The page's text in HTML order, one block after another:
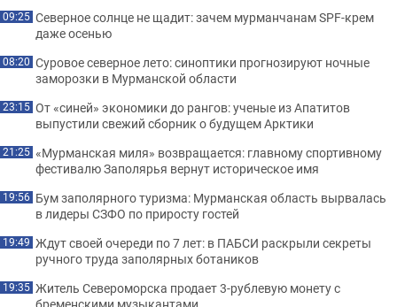
09:25 Северное солнце не щадит: зачем мурманчанам SPF-крем
даже осенью
08:20 Суровое северное лето: синоптики прогнозируют ночные
заморозки в Мурманской области
23:15 От «синей» экономики до рангов: ученые из Апатитов
выпустили свежий сборник о будущем Арктики
21:25 «Мурманская миля» возвращается: главному спортивному
фестивалю Заполярья вернут историческое имя
19:56 Бум заполярного туризма: Мурманская область вырвалась
в лидеры СЗФО по приросту гостей
19:49 Ждут своей очереди по 7 лет: в ПАБСИ раскрыли секреты
ручного труда заполярных ботаников
19:35 Житель Североморска продает 3-рублевую монету с